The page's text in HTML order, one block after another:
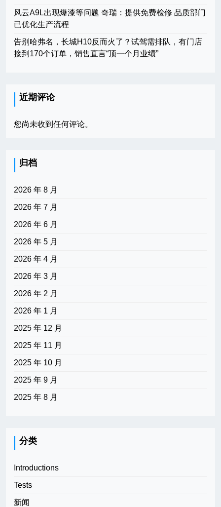
风云A9L出现爆漆等问题 奇瑞：提供免费检修 品质部门
已优化生产流程
告别哈弗名，长城H10反而火了？试驾需排队，有门店
接到170个订单，销售直言“顶一个月业绩”
近期评论
您尚未收到任何评论。
归档
2026 年 8 月
2026 年 7 月
2026 年 6 月
2026 年 5 月
2026 年 4 月
2026 年 3 月
2026 年 2 月
2026 年 1 月
2025 年 12 月
2025 年 11 月
2025 年 10 月
2025 年 9 月
2025 年 8 月
分类
Introductions
Tests
新闻